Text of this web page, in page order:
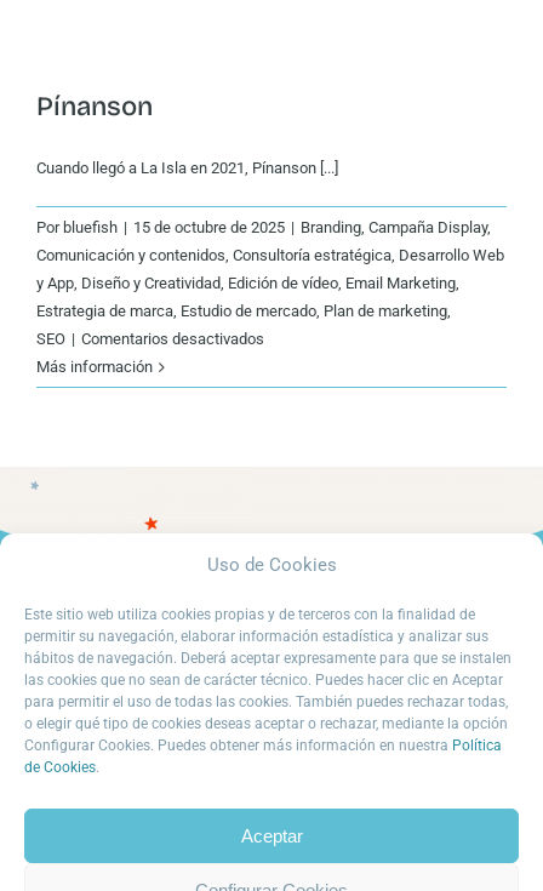
Uso de Cookies
Este sitio web utiliza cookies propias y de terceros con la finalidad de
permitir su navegación, elaborar información estadística y analizar sus
hábitos de navegación. Deberá aceptar expresamente para que se instalen
las cookies que no sean de carácter técnico. Puedes hacer clic en Aceptar
para permitir el uso de todas las cookies. También puedes rechazar todas,
o elegir qué tipo de cookies deseas aceptar o rechazar, mediante la opción
Configurar Cookies. Puedes obtener más información en nuestra Política
de Cookies.
Aceptar
Pínanson
Cuando llegó a La Isla en 2021, Pínanson [...]
Por bluefish | 15 de octubre de 2025 | Branding, Campaña Display,
Comunicación y contenidos, Consultoría estratégica, Desarrollo Web
y App, Diseño y Creatividad, Edición de vídeo, Email Marketing,
Estrategia de marca, Estudio de mercado, Plan de marketing,
SEO | Comentarios desactivados
Más información
Política de privacidad Aviso Legal Política de Cookies